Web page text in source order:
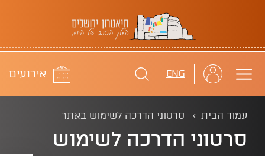
תיאטרון ירושלים
ENG לוח
אירועים
עמוד הבית סרטוני הדרכה לשימוש באתר
סרטוני הדרכה לשימוש